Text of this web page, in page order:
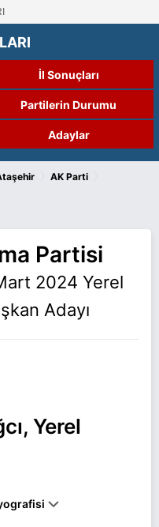
İl Sonuçları
Partilerin Durumu
Adaylar
AK Parti
Partisi
2024 Yerel
Adayı
Yerel